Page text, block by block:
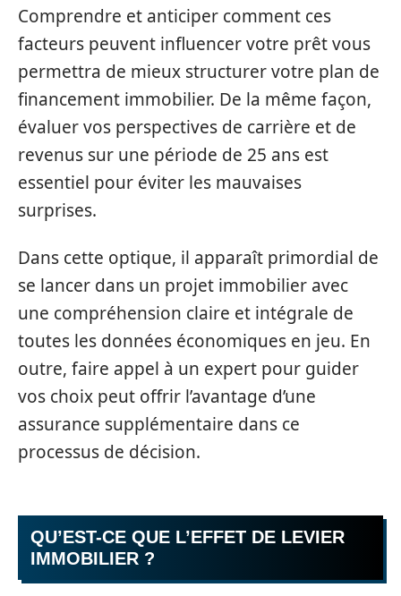
Comprendre et anticiper comment ces
facteurs peuvent influencer votre prêt vous
permettra de mieux structurer votre plan de
financement immobilier. De la même façon,
évaluer vos perspectives de carrière et de
revenus sur une période de 25 ans est
essentiel pour éviter les mauvaises
surprises.
Dans cette optique, il apparaît primordial de
se lancer dans un projet immobilier avec
une compréhension claire et intégrale de
toutes les données économiques en jeu. En
outre, faire appel à un expert pour guider
vos choix peut offrir l’avantage d’une
assurance supplémentaire dans ce
processus de décision.
QU’EST-CE QUE L’EFFET DE LEVIER
IMMOBILIER ?